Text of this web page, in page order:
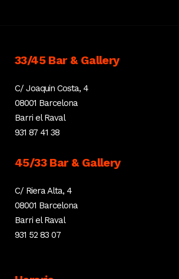
33/45 Bar & Gallery
C/ Joaquin Costa, 4
08001 Barcelona
Barri el Raval
931 87 41 38
45/33 Bar & Gallery
C/ Riera Alta, 4
08001 Barcelona
Barri el Raval
931 52 83 07